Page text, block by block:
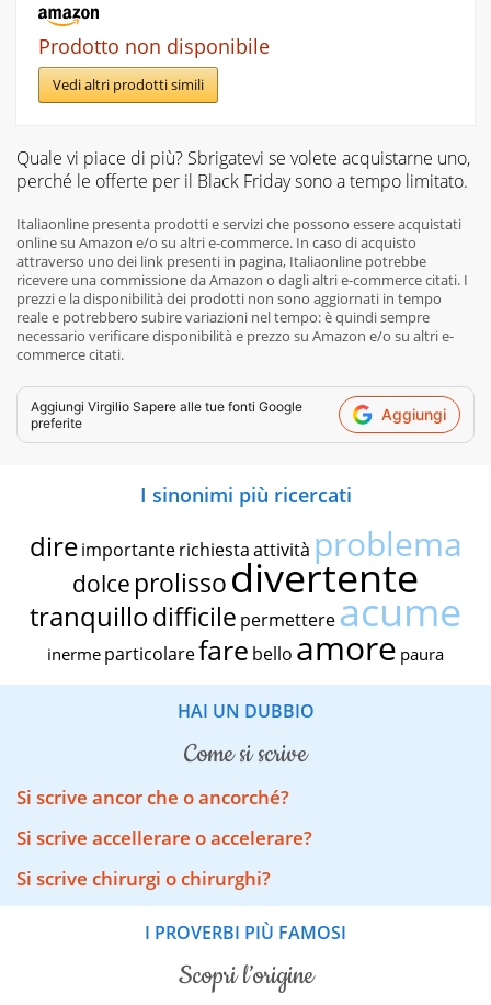
Prodotto non disponibile
Vedi altri prodotti simili
Quale vi piace di più? Sbrigatevi se volete acquistarne uno,
perché le offerte per il Black Friday sono a tempo limitato.
Italiaonline presenta prodotti e servizi che possono essere acquistati
online su Amazon e/o su altri e-commerce. In caso di acquisto
attraverso uno dei link presenti in pagina, Italiaonline potrebbe
ricevere una commissione da Amazon o dagli altri e-commerce citati. I
prezzi e la disponibilità dei prodotti non sono aggiornati in tempo
reale e potrebbero subire variazioni nel tempo: è quindi sempre
necessario verificare disponibilità e prezzo su Amazon e/o su altri e-
commerce citati.
Aggiungi Virgilio Sapere alle tue fonti Google
preferite
Aggiungi
I sinonimi più ricercati
dire importante richiestaattività problema
dolce prolissodivertente
tranquillodifficile permettereacume
inerme particolarefare bello amore paura
HAI UN DUBBIO
come si scrive
Si scrive ancor che o ancorché?
Si scrive accellerare o accelerare?
Si scrive chirurgi o chirurghi?
I PROVERBI PIÙ FAMOSI
scopri l’origine